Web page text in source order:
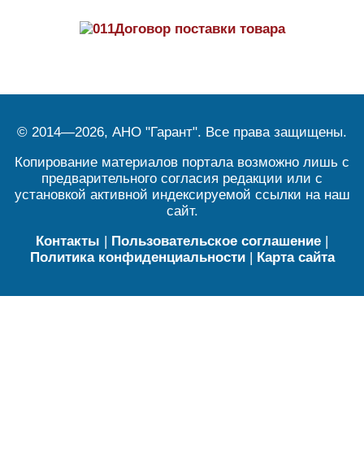
Договор поставки товара
© 2014—2026, АНО "Гарант". Все права защищены.
Копирование материалов портала возможно лишь с
предварительного согласия редакции или с
установкой активной индексируемой ссылки на наш
сайт.
Контакты | Пользовательское соглашение |
Политика конфиденциальности| Карта сайта